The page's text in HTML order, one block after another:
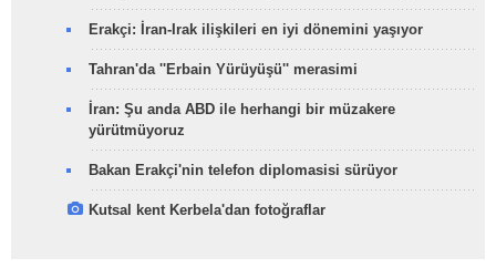
Erakçi: İran-Irak ilişkileri en iyi dönemini yaşıyor
Tahran'da ''Erbain Yürüyüşü'' merasimi
İran: Şu anda ABD ile herhangi bir müzakere
yürütmüyoruz
Bakan Erakçi'nin telefon diplomasisi sürüyor
Kutsal kent Kerbela'dan fotoğraflar